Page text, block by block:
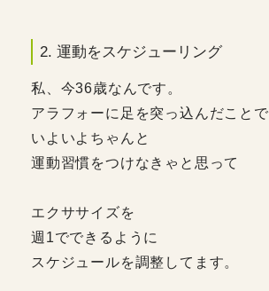
2. 運動をスケジューリング
私、今36歳なんです。
アラフォーに足を突っ込んだことで
いよいよちゃんと
運動習慣をつけなきゃと思って
エクササイズを
週1でできるように
スケジュールを調整してます。